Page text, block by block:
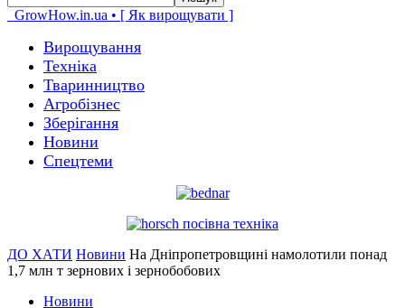
GrowHow.in.ua • [ Як вирощувати ]
Вирощування
Техніка
Тваринництво
Агробізнес
Зберігання
Новини
Спецтеми
ДО ХАТИ Новини На Дніпропетровщині намолотили понад
1,7 млн т зернових і зернобобових
Новини